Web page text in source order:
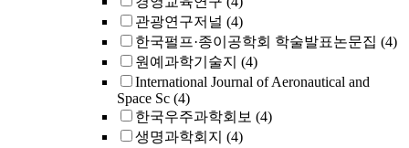
관광연구저널 (4)
한국펄프·종이공학회 학술발표논문집 (4)
원예과학기술지 (4)
International Journal of Aeronautical and
Space Sc (4)
한국우주과학회보 (4)
생명과학회지 (4)